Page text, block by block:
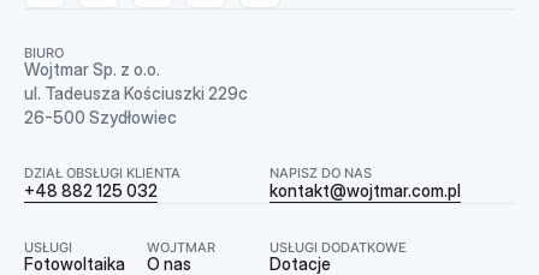
BIURO
Wojtmar Sp. z o.o.
ul. Tadeusza Kościuszki 229c
26-500 Szydłowiec
DZIAŁ OBSŁUGI KLIENTA
+48 882 125 032
NAPISZ DO NAS
kontakt@wojtmar.com.pl
USŁUGI
Fotowoltaika
WOJTMAR
O nas
USŁUGI DODATKOWE
Dotacje